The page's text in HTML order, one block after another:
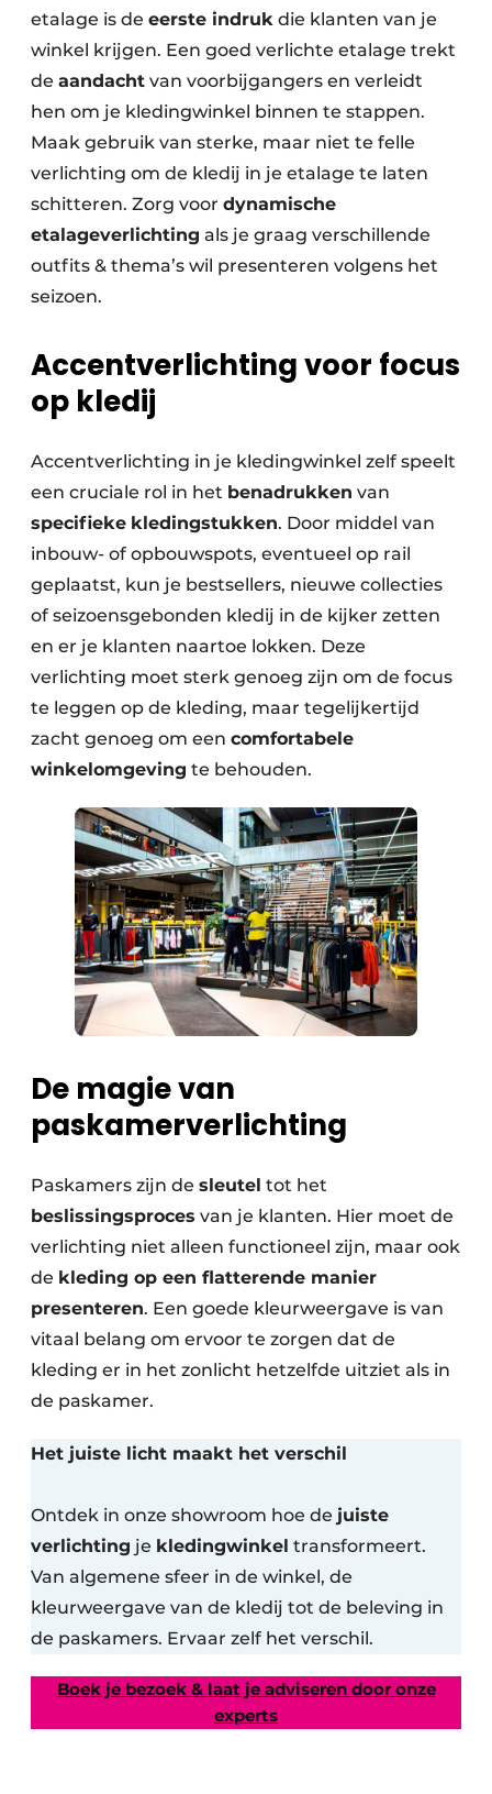
etalage is de eerste indruk die klanten van je
winkel krijgen. Een goed verlichte etalage trekt
de aandacht van voorbijgangers en verleidt
hen om je kledingwinkel binnen te stappen.
Maak gebruik van sterke, maar niet te felle
verlichting om de kledij in je etalage te laten
schitteren. Zorg voor dynamische
etalageverlichting als je graag verschillende
outfits & thema’s wil presenteren volgens het
seizoen.
Accentverlichting voor focus
op kledij
Accentverlichting in je kledingwinkel zelf speelt
een cruciale rol in het benadrukken van
specifieke kledingstukken. Door middel van
inbouw- of opbouwspots, eventueel op rail
geplaatst, kun je bestsellers, nieuwe collecties
of seizoensgebonden kledij in de kijker zetten
en er je klanten naartoe lokken. Deze
verlichting moet sterk genoeg zijn om de focus
te leggen op de kleding, maar tegelijkertijd
zacht genoeg om een comfortabele
winkelomgeving te behouden.
De magie van
paskamerverlichting
Paskamers zijn de sleutel tot het
beslissingsproces van je klanten. Hier moet de
verlichting niet alleen functioneel zijn, maar ook
de kleding op een flatterende manier
presenteren. Een goede kleurweergave is van
vitaal belang om ervoor te zorgen dat de
kleding er in het zonlicht hetzelfde uitziet als in
de paskamer.
Het juiste licht maakt het verschil
Ontdek in onze showroom hoe de juiste
verlichting je kledingwinkel transformeert.
Van algemene sfeer in de winkel, de
kleurweergave van de kledij tot de beleving in
de paskamers. Ervaar zelf het verschil.
Boek je bezoek & laat je adviseren door onze
experts